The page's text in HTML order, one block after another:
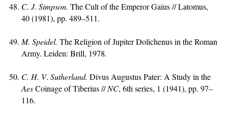
C. J. Simpson. The Cult of the Emperor Gaius // Latomus,
40 (1981), pp. 489–511.
M. Speidel. The Religion of Jupiter Dolichenus in the Roman
Army. Leiden: Brill, 1978.
C. H. V. Sutherland. Divus Augustus Pater: A Study in the
AesCoinage of Tiberius //NC, 6th series, 1 (1941), pp. 97–
116.